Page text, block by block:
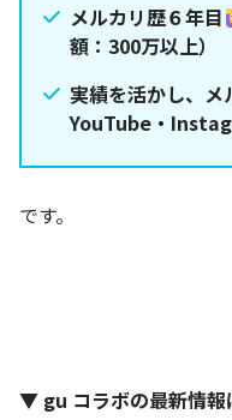
メルカリ歴６年目
額：300万以上）
実績を活かし、
YouTube・
です。
▼ gu コラボの最新情報